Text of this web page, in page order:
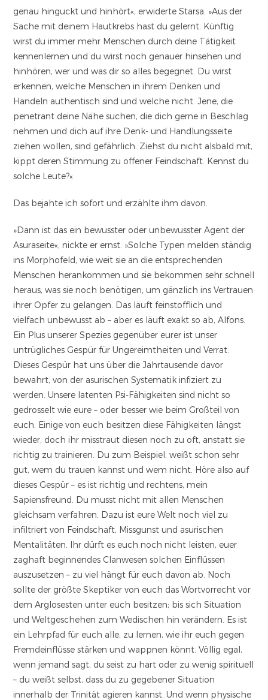
genau hinguckt und hinhört«, erwiderte Starsa. »Aus der
Sache mit deinem Hautkrebs hast du gelernt. Künftig
wirst du immer mehr Menschen durch deine Tätigkeit
kennenlernen und du wirst noch genauer hinsehen und
hinhören, wer und was dir so alles begegnet. Du wirst
erkennen, welche Menschen in ihrem Denken und
Handeln authentisch sind und welche nicht. Jene, die
penetrant deine Nähe suchen, die dich gerne in Beschlag
nehmen und dich auf ihre Denk- und Handlungsseite
ziehen wollen, sind gefährlich. Ziehst du nicht alsbald mit,
kippt deren Stimmung zu offener Feindschaft. Kennst du
solche Leute?«
Das bejahte ich sofort und erzählte ihm davon.
»Dann ist das ein bewusster oder unbewusster Agent der
Asuraseite«, nickte er ernst. »Solche Typen melden ständig
ins Morphofeld, wie weit sie an die entsprechenden
Menschen herankommen und sie bekommen sehr schnell
heraus, was sie noch benötigen, um gänzlich ins Vertrauen
ihrer Opfer zu gelangen. Das läuft feinstofflich und
vielfach unbewusst ab – aber es läuft exakt so ab, Alfons.
Ein Plus unserer Spezies gegenüber eurer ist unser
untrügliches Gespür für Ungereimtheiten und Verrat.
Dieses Gespür hat uns über die Jahrtausende davor
bewahrt, von der asurischen Systematik infiziert zu
werden. Unsere latenten Psi-Fähigkeiten sind nicht so
gedrosselt wie eure – oder besser wie beim Großteil von
euch. Einige von euch besitzen diese Fähigkeiten längst
wieder, doch ihr misstraut diesen noch zu oft, anstatt sie
richtig zu trainieren. Du zum Beispiel, weißt schon sehr
gut, wem du trauen kannst und wem nicht. Höre also auf
dieses Gespür – es ist richtig und rechtens, mein
Sapiensfreund. Du musst nicht mit allen Menschen
gleichsam verfahren. Dazu ist eure Welt noch viel zu
infiltriert von Feindschaft, Missgunst und asurischen
Mentalitäten. Ihr dürft es euch noch nicht leisten, euer
zaghaft beginnendes Clanwesen solchen Einflüssen
auszusetzen – zu viel hängt für euch davon ab. Noch
sollte der größte Skeptiker von euch das Wortvorrecht vor
dem Arglosesten unter euch besitzen; bis sich Situation
und Weltgeschehen zum Wedischen hin verändern. Es ist
ein Lehrpfad für euch alle, zu lernen, wie ihr euch gegen
Fremdeinflüsse stärken und wappnen könnt. Völlig egal,
wenn jemand sagt, du seist zu hart oder zu wenig spirituell
– du weißt selbst, dass du zu gegebener Situation
innerhalb der Trinität agieren kannst. Und wenn physische